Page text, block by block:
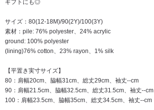
ギフトにも◎
サイズ：80(12-18M)/90(2Y)/100(3Y)
素材：pile: 76% polyester、24% acrylic
ground: 100% polyester
(lining)76% cotton、23% rayon、1% silk
【平置き実寸サイズ】
80：肩幅20cm、脇幅31cm、総丈29cm、袖丈--cm
90：肩幅21.5cm、脇幅32.5cm、総丈31.5cm、袖丈--cm
100：肩幅23.5cm、脇幅35cm、総丈34.5cm、袖丈--cm